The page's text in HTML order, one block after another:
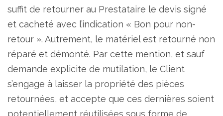
suffit de retourner au Prestataire le devis signé
et cacheté avec l’indication « Bon pour non-
retour ». Autrement, le matériel est retourné non
réparé et démonté. Par cette mention, et sauf
demande explicite de mutilation, le Client
s’engage à laisser la propriété des pièces
retournées, et accepte que ces dernières soient
potentiellement réutilisées sous forme de